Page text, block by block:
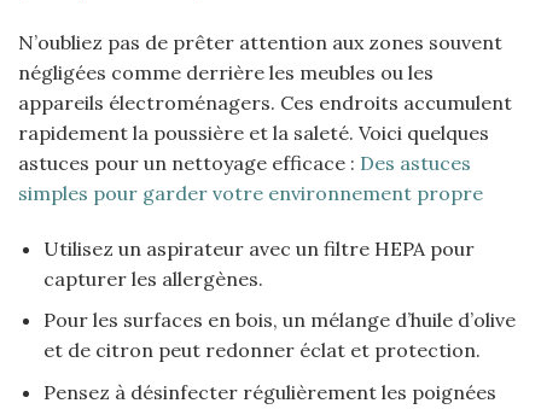
N’oubliez pas de prêter attention aux zones souvent
négligées comme derrière les meubles ou les
appareils électroménagers. Ces endroits accumulent
rapidement la poussière et la saleté. Voici quelques
astuces pour un nettoyage efficace : Des astuces
simples pour garder votre environnement propre
Utilisez un aspirateur avec un filtre HEPA pour
capturer les allergènes.
Pour les surfaces en bois, un mélange d’huile d’olive
et de citron peut redonner éclat et protection.
Pensez à désinfecter régulièrement les poignées